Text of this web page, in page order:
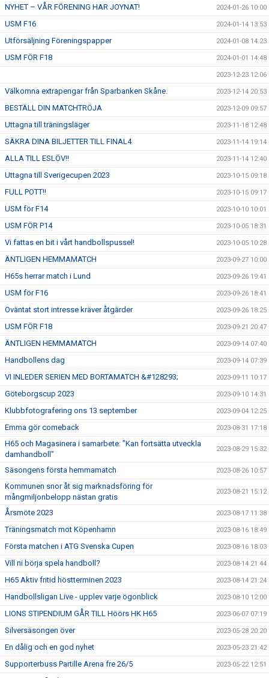
NYHET – VÅR FÖRENING HAR JOYNAT! 2024-01-26 10:00
USM F16 2024-01-14 13:53
Utförsäljning Föreningspapper 2024-01-08 14:23
USM FÖR F18 2024-01-01 14:48
2023-12-23 12:06
Välkomna extrapengar från Sparbanken Skåne. 2023-12-14 20:53
BESTÄLL DIN MATCHTRÖJA 2023-12-09 09:57
Uttagna till träningsläger 2023-11-18 12:48
SÄKRA DINA BILJETTER TILL FINAL4 2023-11-14 19:14
ALLA TILL ESLÖV!! 2023-11-14 12:40
Uttagna till Sverigecupen 2023 2023-10-15 09:18
FULL POTT!! 2023-10-15 09:17
USM för F14 2023-10-10 10:01
USM FÖR P14 2023-10-05 18:31
Vi fattas en bit i vårt handbollspussel! 2023-10-05 10:28
ÄNTLIGEN HEMMAMATCH 2023-09-27 10:00
H65s herrar match i Lund 2023-09-26 19:41
USM för F16 2023-09-26 18:41
Oväntat stort intresse kräver åtgärder 2023-09-26 18:25
USM FÖR F18 2023-09-21 20:47
ÄNTLIGEN HEMMAMATCH 2023-09-14 07:40
Handbollens dag 2023-09-14 07:39
VI INLEDER SERIEN MED BORTAMATCH &#128293; 2023-09-11 10:17
Göteborgscup 2023 2023-09-10 14:31
Klubbfotografering ons 13 september 2023-09-04 12:25
Emma gör comeback 2023-08-31 17:18
H65 och Magasinera i samarbete: ”Kan fortsätta utveckla
damhandboll”
2023-08-29 15:32
Säsongens första hemmamatch 2023-08-26 10:57
Kommunen snor åt sig marknadsföring för
mångmiljonbelopp nästan gratis
2023-08-21 15:12
Årsmöte 2023 2023-08-17 11:38
Träningsmatch mot Köpenhamn 2023-08-16 18:49
Första matchen i ATG Svenska Cupen 2023-08-16 18:03
Vill ni börja spela handboll? 2023-08-14 21:44
H65 Aktiv fritid höstterminen 2023 2023-08-14 21:24
Handbollsligan Live - upplev varje ögonblick 2023-08-10 12:00
LIONS STIPENDIUM GÅR TILL Höörs HK H65 2023-06-07 07:19
Silversäsongen över 2023-05-28 20:20
En dålig och en god nyhet 2023-05-23 21:42
Supporterbuss Partille Arena fre 26/5 2023-05-22 12:51